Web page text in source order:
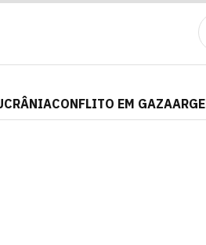
CONFLITO EM GAZA